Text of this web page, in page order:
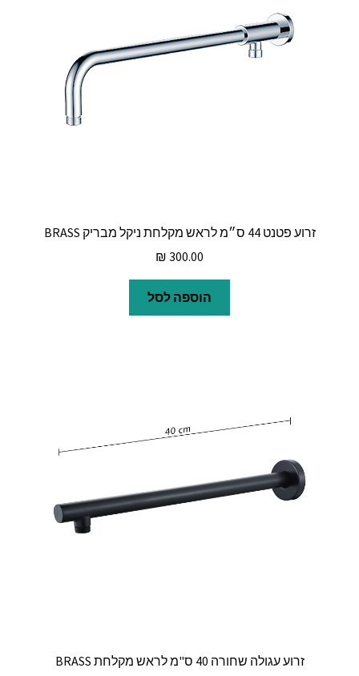
זרוע פטנט 44 ס״מ לראש מקלחת ניקל מבריק BRASS
₪ 300.00
הוספה לסל
זרוע עגולה שחורה 40 ס"מ לראש מקלחת BRASS